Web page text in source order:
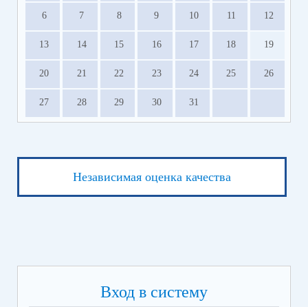
6 7 8 9 10 11 12
13 14 15 16 17 18 19
20 21 22 23 24 25 26
27 28 29 30 31
Независимая оценка качества
Вход в систему